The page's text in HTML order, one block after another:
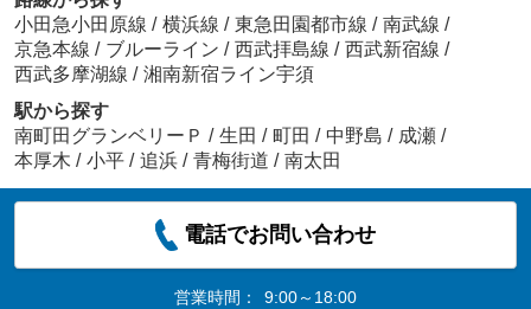
小田急小田原線 / 横浜線 / 東急田園都市線 / 南武線 /
京急本線 / ブルーライン / 西武拝島線 / 西武新宿線 /
西武多摩湖線 / 湘南新宿ライン宇須
駅から探す
南町田グランベリーＰ / 生田 / 町田 / 中野島 / 成瀬 /
本厚木 / 小平 / 追浜 / 青梅街道 / 南太田
電話でお問い合わせ
営業時間：
9:00～18:00